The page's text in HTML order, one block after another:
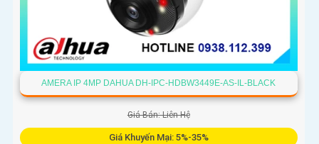
AMERA IP 4MP DAHUA DH-IPC-HDBW3449E-AS-IL-BLACK
Giá Bán: Liên Hệ
Giá Khuyến Mại: 5%-35%